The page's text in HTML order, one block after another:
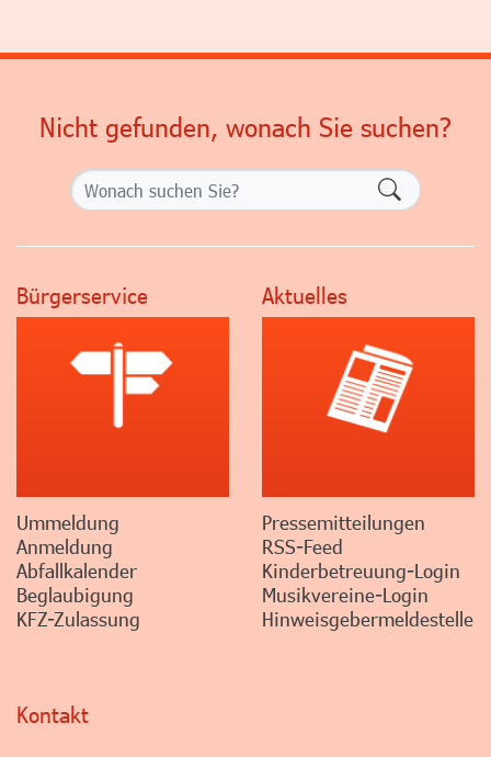
Nicht gefunden, wonach Sie suchen?
Bürgerservice
Ummeldung
Anmeldung
Abfallkalender
Beglaubigung
KFZ-Zulassung
Aktuelles
Pressemitteilungen
RSS-Feed
Kinderbetreuung-Login
Musikvereine-Login
Hinweisgebermeldestelle
Kontakt